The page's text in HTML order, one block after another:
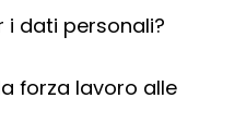
i dati personali?
forza lavoro alle